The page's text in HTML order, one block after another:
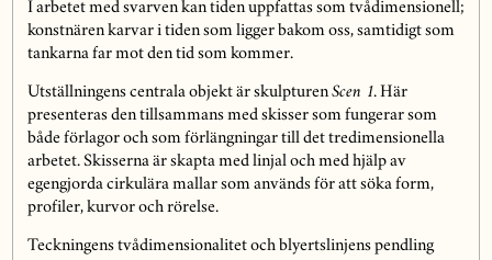
I arbetet med svarven kan tiden uppfattas som tvådimensionell;
konstnären karvar i tiden som ligger bakom oss, samtidigt som
tankarna far mot den tid som kommer.
Utställningens centrala objekt är skulpturenScen 1. Här
presenteras den tillsammans med skisser som fungerar som
både förlagor och som förlängningar till det tredimensionella
arbetet. Skisserna är skapta med linjal och med hjälp av
egengjorda cirkulära mallar som används för att söka form,
profiler, kurvor och rörelse.
Teckningens tvådimensionalitet och blyertslinjens pendling